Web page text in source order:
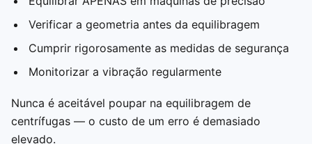
Verificar a geometria antes da equilibragem
Cumprir rigorosamente as medidas de segurança
Monitorizar a vibração regularmente
Nunca é aceitável poupar na equilibragem de
centrífugas — o custo de um erro é demasiado
elevado.